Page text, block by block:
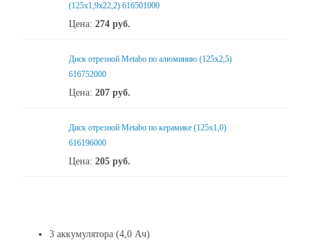
(125x1,9x22,2) 616501000
Цена: 274 руб.
Диск отрезной Metabo по алюминию (125x2,5)
616752000
Цена: 207 руб.
Диск отрезной Metabo по керамике (125x1,0)
616196000
Цена: 205 руб.
3 аккумулятора (4,0 Ач)